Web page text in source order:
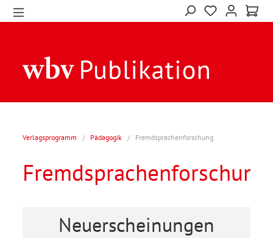
Verlagsprogramm / Pädagogik / Fremdsprachenforschung
Fremdsprachenforschung
Neuerscheinungen